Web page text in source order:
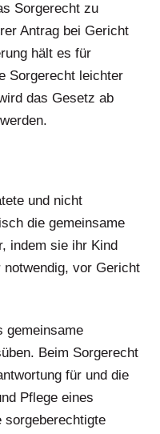
Sorgerecht zu
Antrag bei Gericht
hält es für
Sorgerecht leichter
das Gesetz ab
und nicht
die gemeinsame
indem sie ihr Kind
vor Gericht
gemeinsame
Beim Sorgerecht
für und die
Pflege eines
sorgeberechtigte